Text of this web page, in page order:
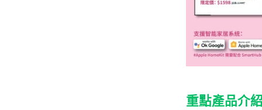
重點產品介